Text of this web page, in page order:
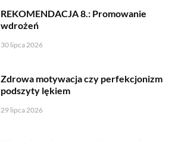
REKOMENDACJA 8.: Promowanie
wdrożeń
30 lipca 2026
Zdrowa motywacja czy perfekcjonizm
podszyty lękiem
29 lipca 2026